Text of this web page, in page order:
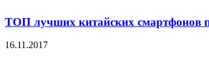
ТОП лучших китайских смартфонов
16.11.2017